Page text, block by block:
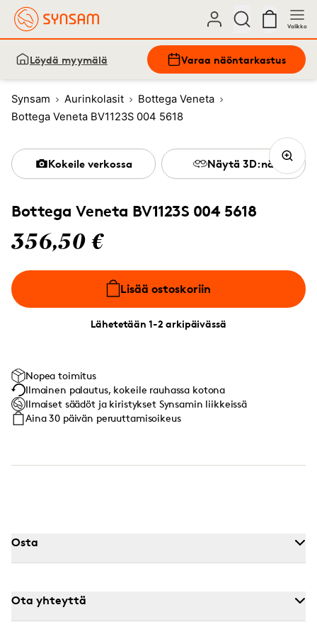
Valikko
Löydä myymälä Varaa näöntarkastus
Synsam Aurinkolasit
Bottega Veneta
Bottega Veneta BV1123S 004 5618
Bottega Veneta BV1123S 004 5618
356,50 €
Lisää ostoskoriin
Lähetetään 1-2 arkipäivässä
Kokeile verkossa Näytä 3D:nä
Nopea toimitus
Ilmainen palautus, kokeile rauhassa kotona
Ilmaiset säädöt ja kiristykset Synsamin liikkeissä
Aina 30 päivän peruuttamisoikeus
Osta
Ota yhteyttä